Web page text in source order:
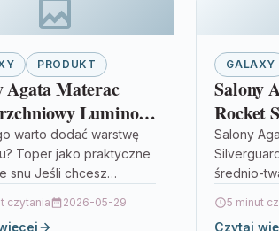
PRODUKT
Agata Materac
Luminos
Ag 100X200
warto dodać warstwę
Toper jako praktyczne
snu Jeśli chcesz
całego materaca,
czytania 2026-05-29
GALAXY
Salony
Rocket
100X200
Salony
średnio-
materaca,
5 minut
Czytaj